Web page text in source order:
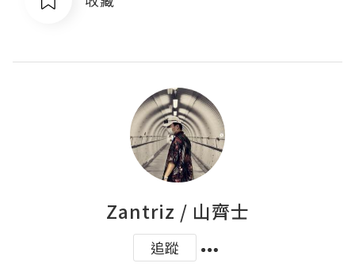
Zantriz / 山齊士
追蹤